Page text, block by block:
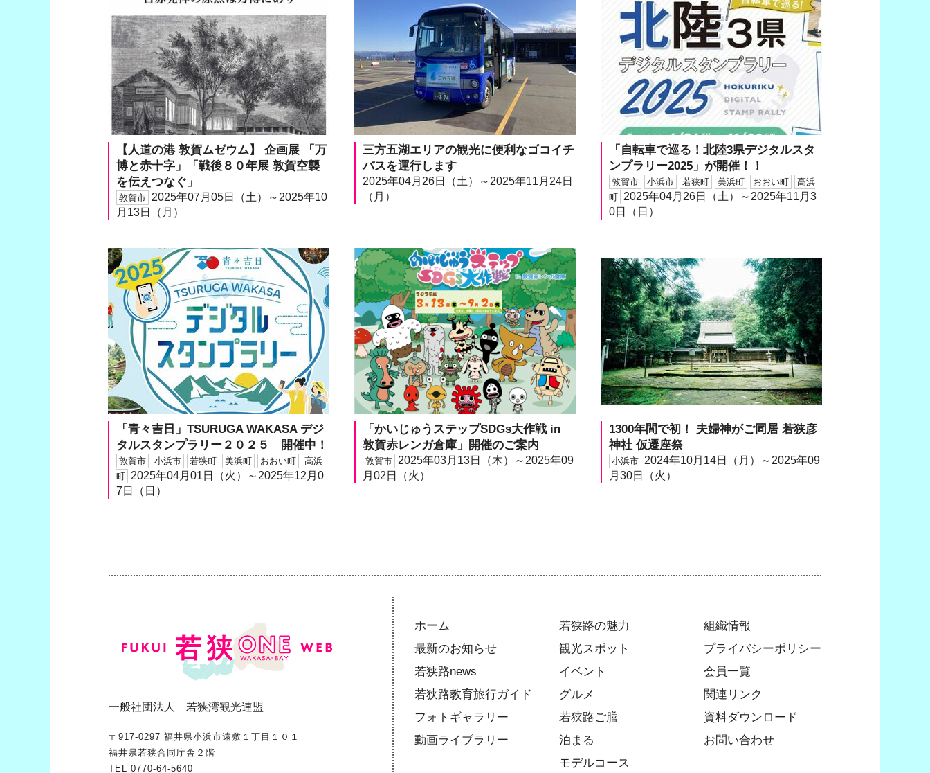
【人道の港 敦賀ムゼウム】 企画展 「万
博と赤十字」「戦後８０年展 敦賀空襲
を伝えつなぐ」
敦賀市 2025年07月05日（土）～2025年10
月13日（月）
三方五湖エリアの観光に便利なゴコイチ
バスを運行します
2025年04月26日（土）～2025年11月24日
（月）
「自転車で巡る！北陸3県デジタルスタ
ンプラリー2025」が開催！！
敦賀市 小浜市 若狭町 美浜町 おおい町
高浜
町 2025年04月26日（土）～2025年11月3
0日（日）
「青々吉日」TSURUGA WAKASA デジ
タルスタンプラリー２０２５ 開催中！
敦賀市 小浜市 若狭町 美浜町 おおい町
高浜
町 2025年04月01日（火）～2025年12月0
7日（日）
「かいじゅうステップSDGs大作戦 in
敦賀赤レンガ倉庫」開催のご案内
敦賀市 2025年03月13日（木）～2025年09
月02日（火）
1300年間で初！ 夫婦神がご同居 若狭彦
神社 仮遷座祭
小浜市 2024年10月14日（月）～2025年09
月30日（火）
一般社団法人 若狭湾観光連盟
〒917-0297 福井県小浜市遠敷１丁目１０１
福井県若狭合同庁舎２階
TEL 0770-64-5640
ホーム
最新のお知らせ
若狭路news
若狭路教育旅行ガイド
フォトギャラリー
動画ライブラリー
若狭路の魅力
観光スポット
イベント
グルメ
若狭路ご膳
泊まる
モデルコース
組織情報
プライバシーポリシー
会員一覧
関連リンク
資料ダウンロード
お問い合わせ